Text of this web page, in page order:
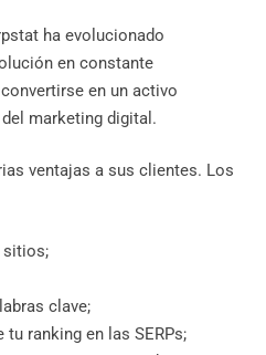
ha evolucionado
en constante
en un activo
marketing digital.
ventajas a sus clientes. Los
sitios;
clave;
ranking en las SERPs;